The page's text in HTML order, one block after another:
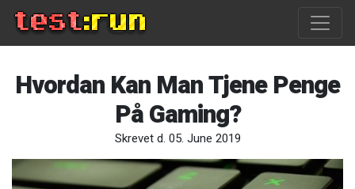
Hvordan Kan Man Tjene Penge
På Gaming?
Skrevet d. 05. June 2019